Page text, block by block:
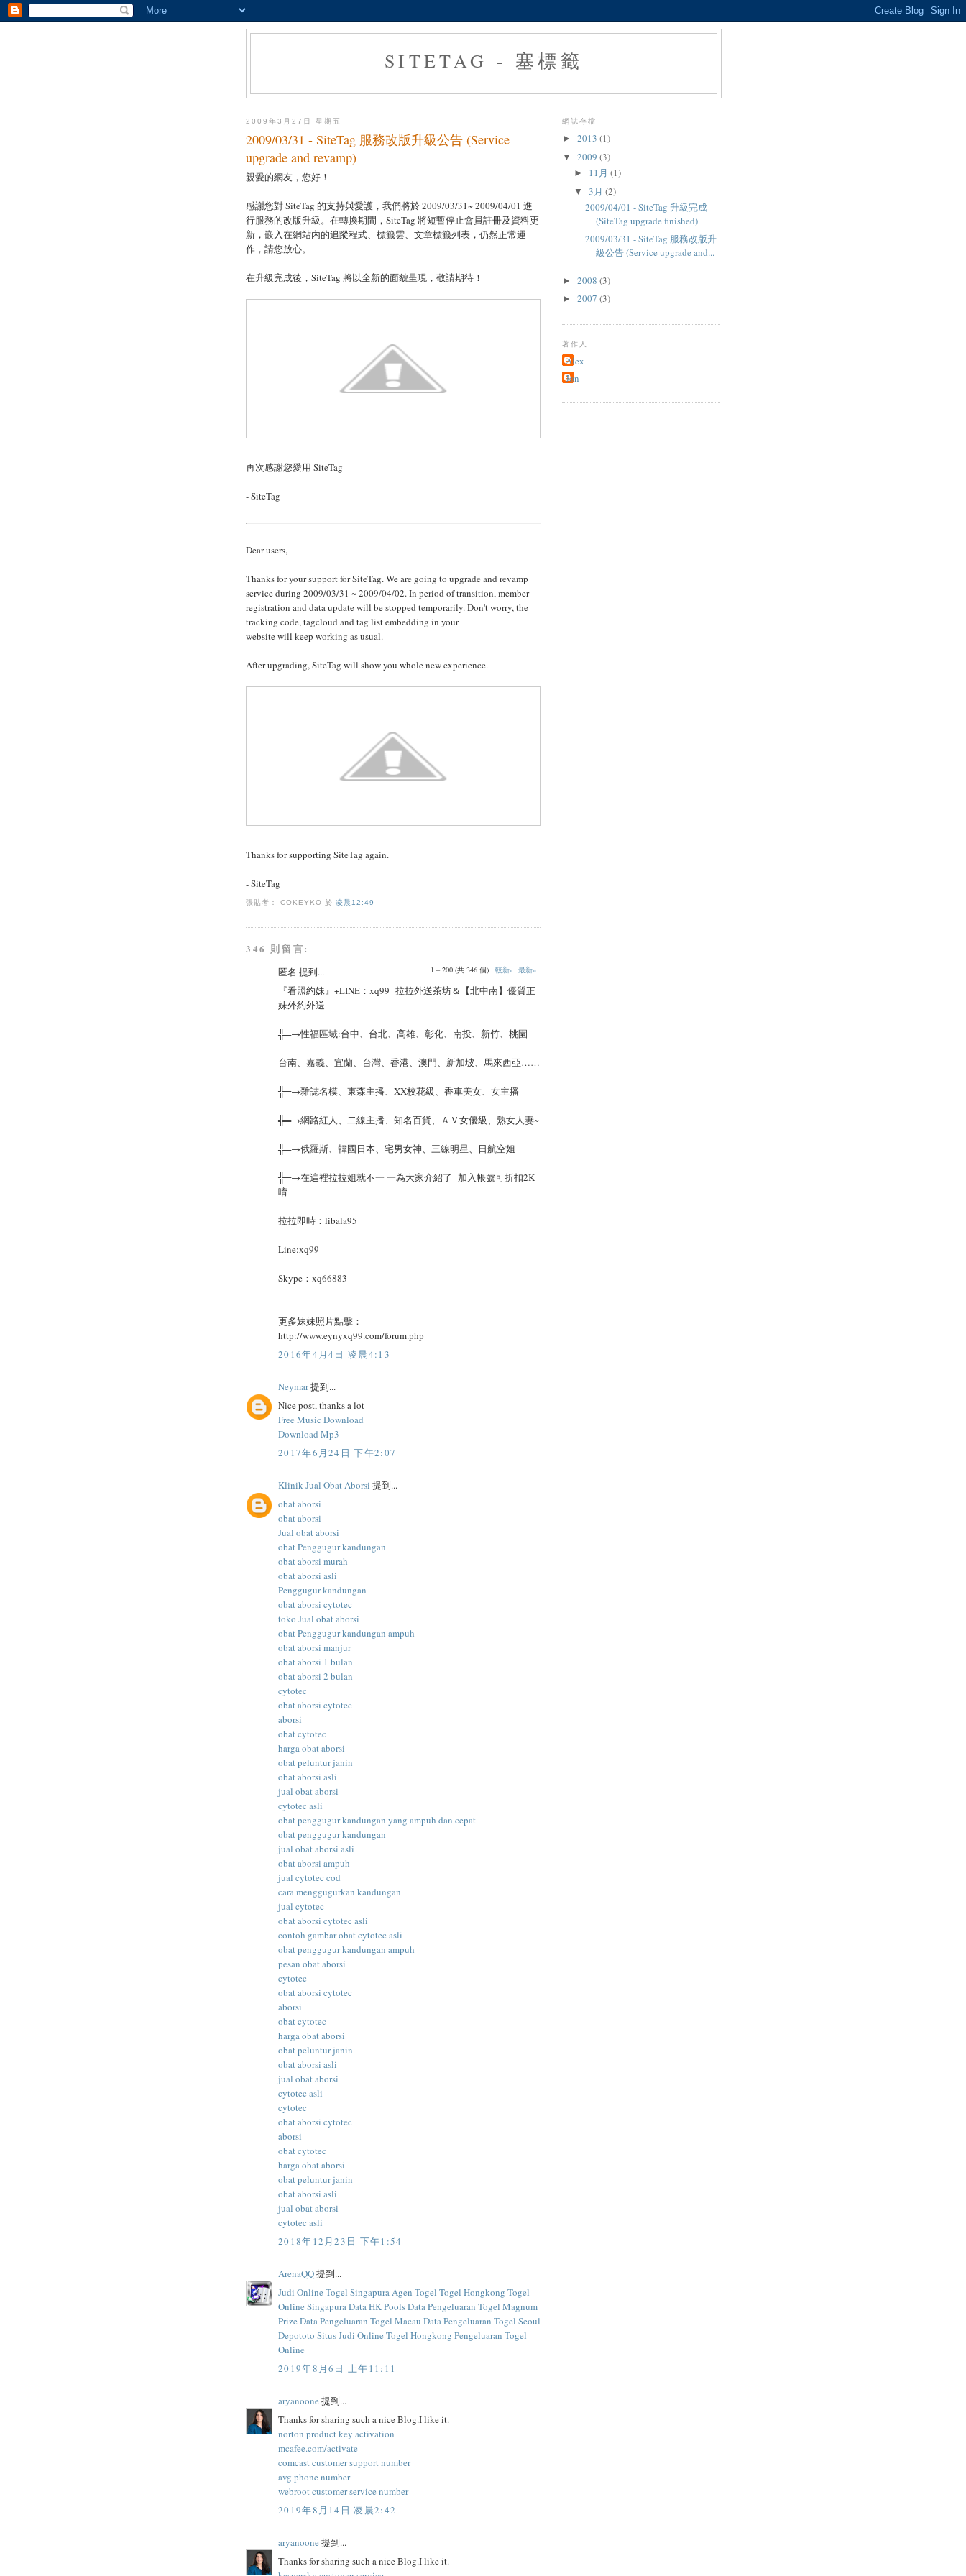
SITETAG - 塞標籤
2009年3月27日 星期五
2009/03/31 - SiteTag 服務改版升級公告 (Service
upgrade and revamp)
親愛的網友，您好！
感謝您對 SiteTag 的支持與愛護，我們將於 2009/03/31~ 2009/04/01 進
行服務的改版升級。在轉換期間，SiteTag 將短暫停止會員註冊及資料更
新，嵌入在網站內的追蹤程式、標籤雲、文章標籤列表，仍然正常運
作，請您放心。
在升級完成後，SiteTag 將以全新的面貌呈現，敬請期待！
再次感謝您愛用 SiteTag
- SiteTag
Dear users,
Thanks for your support for SiteTag. We are going to upgrade and revamp
service during 2009/03/31 ~ 2009/04/02. In period of transition, member
registration and data update will be stopped temporarily. Don't worry, the
tracking code, tagcloud and tag list embedding in your
website will keep working as usual.
After upgrading, SiteTag will show you whole new experience.
Thanks for supporting SiteTag again.
- SiteTag
張貼者：COKEYKO 於凌晨12:49
346 則留言:
1 – 200 (共 346 個) 較新› 最新»
匿名 提到...
『看照約妹』+LINE：xq99 拉拉外送茶坊＆【北中南】優質正
妹外約外送
╬═→性福區域:台中、台北、高雄、彰化、南投、新竹、桃園
台南、嘉義、宜蘭、台灣、香港、澳門、新加坡、馬來西亞……
╬═→雜誌名模、東森主播、XX校花級、香車美女、女主播
╬═→網路紅人、二線主播、知名百貨、ＡＶ女優級、熟女人妻~
╬═→俄羅斯、韓國日本、宅男女神、三線明星、日航空姐
╬═→在這裡拉拉姐就不一 一為大家介紹了 加入帳號可折扣2K
唷
拉拉即時：libala95
Line:xq99
Skype：xq66883
更多妹妹照片點擊：
http://www.eynyxq99.com/forum.php
2016年4月4日 凌晨4:13
Neymar提到...
Nice post, thanks a lot
Free Music Download
Download Mp3
2017年6月24日 下午2:07
Klinik Jual Obat Aborsi 提到...
obat aborsi
obat aborsi
Jual obat aborsi
obat Penggugur kandungan
obat aborsi murah
obat aborsi asli
Penggugur kandungan
obat aborsi cytotec
toko Jual obat aborsi
obat Penggugur kandungan ampuh
obat aborsi manjur
obat aborsi 1 bulan
obat aborsi 2 bulan
cytotec
obat aborsi cytotec
aborsi
obat cytotec
harga obat aborsi
obat peluntur janin
obat aborsi asli
jual obat aborsi
cytotec asli
obat penggugur kandungan yang ampuh dan cepat
obat penggugur kandungan
jual obat aborsi asli
obat aborsi ampuh
jual cytotec cod
cara menggugurkan kandungan
jual cytotec
obat aborsi cytotec asli
contoh gambar obat cytotec asli
obat penggugur kandungan ampuh
pesan obat aborsi
cytotec
obat aborsi cytotec
aborsi
obat cytotec
harga obat aborsi
obat peluntur janin
obat aborsi asli
jual obat aborsi
cytotec asli
cytotec
obat aborsi cytotec
aborsi
obat cytotec
harga obat aborsi
obat peluntur janin
obat aborsi asli
jual obat aborsi
cytotec asli
2018年12月23日 下午1:54
ArenaQQ提到...
Judi Online Togel SingapuraAgen Togel Togel Hongkong Togel
Online SingapuraData HK PoolsData Pengeluaran Togel Magnum
Prize Data Pengeluaran Togel Macau Data Pengeluaran Togel Seoul
Depototo Situs Judi Online Togel Hongkong Pengeluaran Togel
Online
2019年8月6日 上午11:11
aryanoone 提到...
Thanks for sharing such a nice Blog.I like it.
norton product key activation
mcafee.com/activate
comcast customer support number
avg phone number
webroot customer service number
2019年8月14日 凌晨2:42
aryanoone 提到...
Thanks for sharing such a nice Blog.I like it.
網誌存檔
► 2013 (1)
▼ 2009 (3)
► 11月 (1)
▼ 3月 (2)
2009/04/01 - SiteTag 升級完成
(SiteTag upgrade finished)
2009/03/31 - SiteTag 服務改版升
級公告 (Service upgrade and...
► 2008 (3)
► 2007 (3)
著作人
Alex
Jon